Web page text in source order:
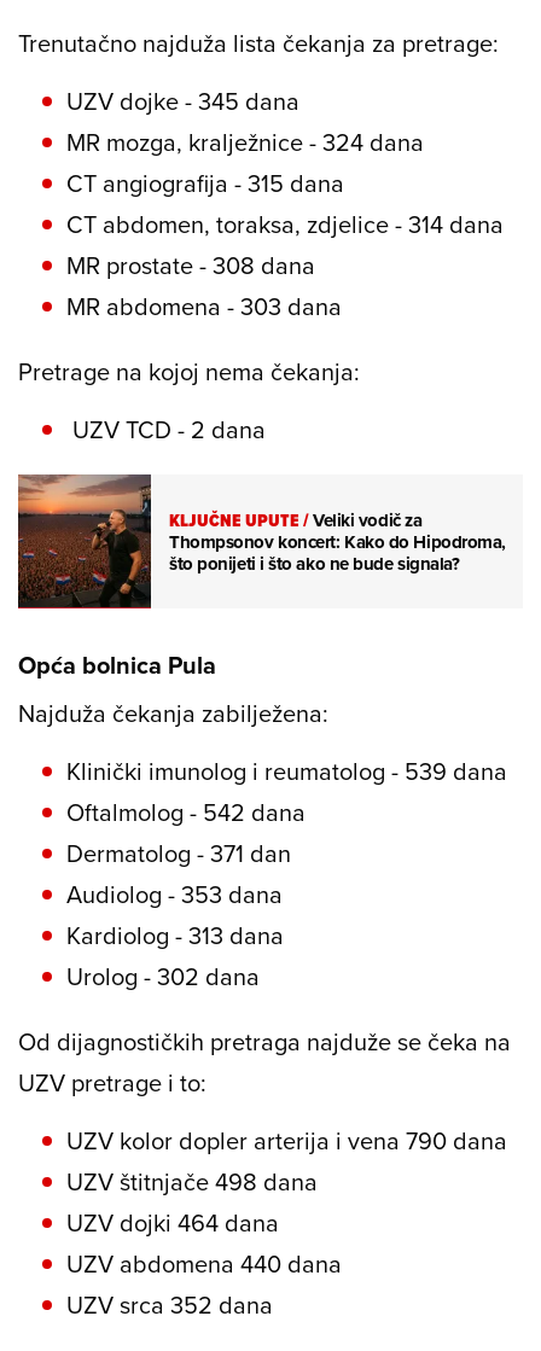
Trenutačno najduža lista čekanja za pretrage:
UZV dojke - 345 dana
MR mozga, kralježnice - 324 dana
CT angiografija - 315 dana
CT abdomen, toraksa, zdjelice - 314 dana
MR prostate - 308 dana
MR abdomena - 303 dana
Pretrage na kojoj nema čekanja:
UZV TCD - 2 dana
KLJUČNE UPUTE/Veliki vodič za
Thompsonov koncert: Kako do Hipodroma,
što ponijeti i što ako ne bude signala?
Opća bolnica Pula
Najduža čekanja zabilježena:
Klinički imunolog i reumatolog - 539 dana
Oftalmolog - 542 dana
Dermatolog - 371 dan
Audiolog - 353 dana
Kardiolog - 313 dana
Urolog - 302 dana
Od dijagnostičkih pretraga najduže se čeka na
UZV pretrage i to:
UZV kolor dopler arterija i vena 790 dana
UZV štitnjače 498 dana
UZV dojki 464 dana
UZV abdomena 440 dana
UZV srca 352 dana